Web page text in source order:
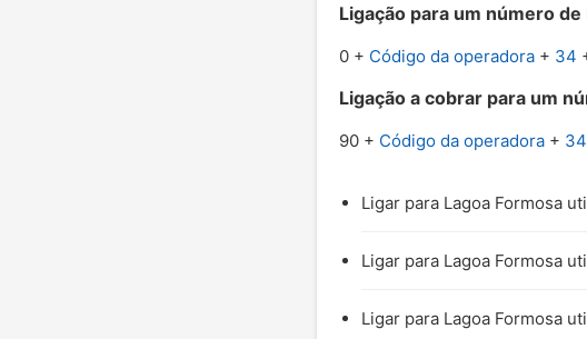
Ligação para um número
0 + Código da operadora+ 34
Ligação a cobrar para um
90 + Código da operadora+ 34
Ligar para Lagoa Formosa
Ligar para Lagoa Formosa
Ligar para Lagoa Formosa